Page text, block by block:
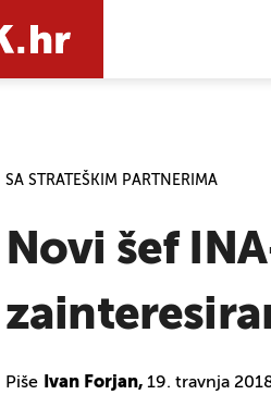
SA STRATEŠKIM PARTNERIMA
Novi šef
Piše Ivan Forjan, 19. travnja